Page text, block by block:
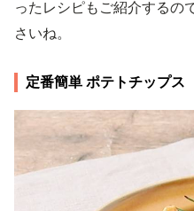
ったレシピもご紹介するの
さいね。
定番簡単 ポテトチップス